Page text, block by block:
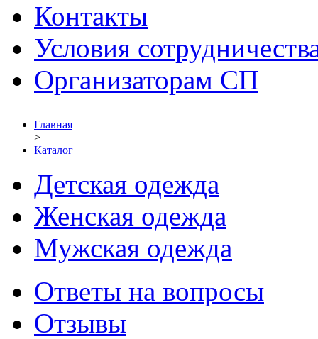
Контакты
Условия
Организаторам СП
Главная
>
Каталог
Детская одежда
Женская одежда
Мужская одежда
Ответы на вопросы
Отзывы